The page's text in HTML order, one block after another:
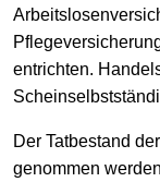
entrichten.
Der Tatbestand
genommen